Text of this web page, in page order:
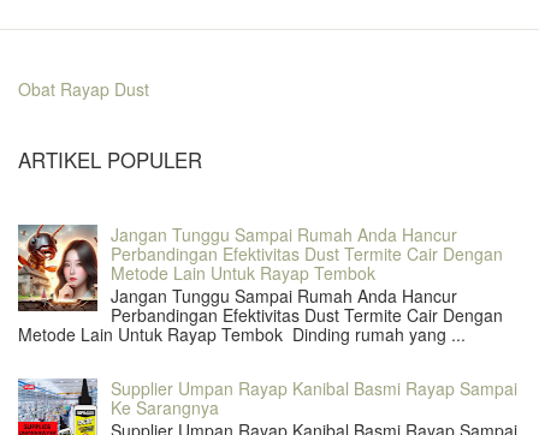
Obat Rayap Dust
ARTIKEL POPULER
Jangan Tunggu Sampai Rumah Anda Hancur
Perbandingan Efektivitas Dust Termite Cair Dengan
Metode Lain Untuk Rayap Tembok
Jangan Tunggu Sampai Rumah Anda Hancur
Perbandingan Efektivitas Dust Termite Cair Dengan
Metode Lain Untuk Rayap Tembok Dinding rumah yang ...
Supplier Umpan Rayap Kanibal Basmi Rayap Sampai
Ke Sarangnya
Supplier Umpan Rayap Kanibal Basmi Rayap Sampai